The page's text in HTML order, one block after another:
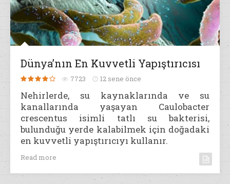
Dünya’nın En Kuvvetli Yapıştırıcısı
7723 12 sene önce
Nehirlerde, su kaynaklarında ve su
kanallarında yaşayan Caulobacter
crescentus isimli tatlı su bakterisi,
bulunduğu yerde kalabilmek için doğadaki
en kuvvetli yapıştırıcıyı kullanır.
Read more